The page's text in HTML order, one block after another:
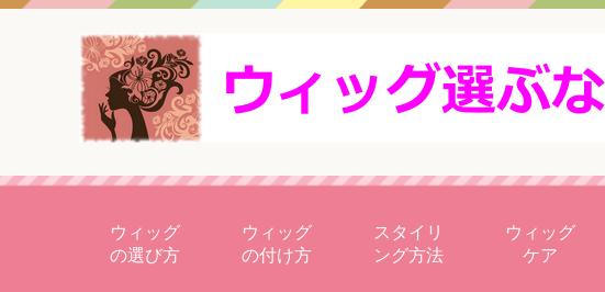
ウィッグ
の選び方
ウィッグ
の付け方
スタイリ
ング方法
ウィッグ
ケア